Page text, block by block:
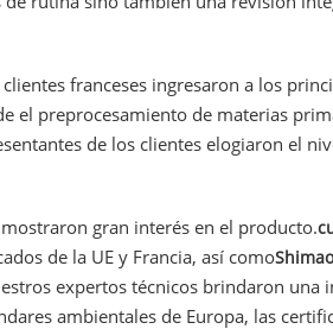
franceses ingresaron a los
el preprocesamiento de materias
de los clientes elogiaron el
gran interés en el producto.
de la UE y Francia, así como
expertos técnicos brindaron una
ambientales de Europa, las